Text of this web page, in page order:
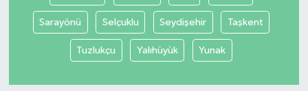
Sarayönü Selçuklu Seydişehir Taşkent
Tuzlukçu Yalıhüyük Yunak